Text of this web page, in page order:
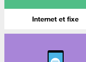
Internet et fixe